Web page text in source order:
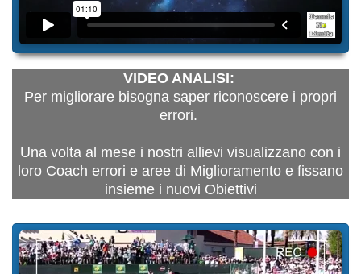
VIDEO ANALISI:
Per migliorare bisogna saper riconoscere i propri
errori.
Una volta al mese i nostri allievi visualizzano con i
loro Coach errori e aree di Miglioramento e fissano
insieme i nuovi Obiettivi